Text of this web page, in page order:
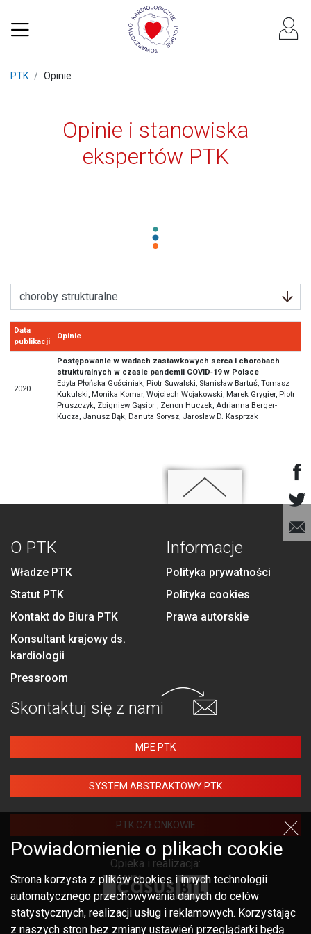
PTK Opinie
Opinie i stanowiska
ekspertów PTK
Data
publikacji
Opinie
2020
Postępowanie w wadach zastawkowych serca i chorobach
strukturalnych w czasie pandemii COVID‑19 w Polsce
Edyta Płońska Gościniak, Piotr Suwalski, Stanisław Bartuś, Tomasz
Kukulski, Monika Komar, Wojciech Wojakowski, Marek Grygier, Piotr
Pruszczyk, Zbigniew Gąsior , Zenon Huczek, Adrianna Berger-
Kucza, Janusz Bąk, Danuta Sorysz, Jarosław D. Kasprzak
O PTK
Władze PTK
Statut PTK
Kontakt do Biura PTK
Konsultant krajowy ds.
kardiologii
Pressroom
Informacje
Polityka prywatności
Polityka cookies
Prawa autorskie
Skontaktuj się z nami
MPE PTK
SYSTEM ABSTRAKTOWY PTK
PTK CZŁONKOWIE
Opieka i realizacja:
Powiadomienie o plikach cookie
Strona korzysta z plików cookies i innych technologii
automatycznego przechowywania danych do celów
statystycznych, realizacji usług i reklamowych. Korzystając
z naszych stron bez zmiany ustawień przeglądarki będą